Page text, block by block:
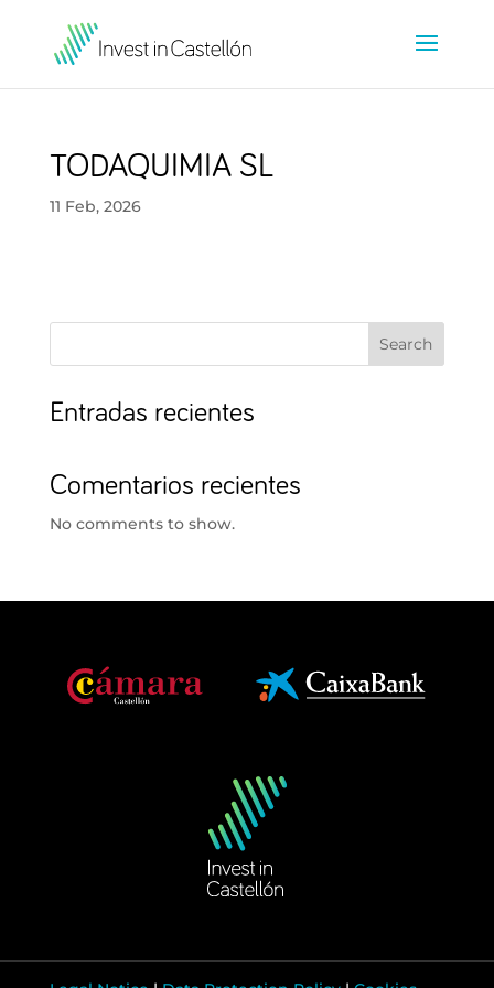
TODAQUIMIA SL
11 Feb, 2026
Search
Entradas recientes
Comentarios recientes
No comments to show.